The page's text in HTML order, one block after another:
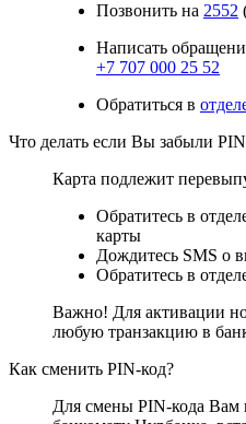
Позвонить на 2552
Написать
+7 707 000 25 52
Обратиться в
Что делать если Вы забыли
Карта подлежит
Обратитесь в
карты
Дождитесь SMS о
Обратитесь в
Важно! Для активации
любую транзакцию в
Как сменить PIN-код?
Для смены PIN-кода Вам